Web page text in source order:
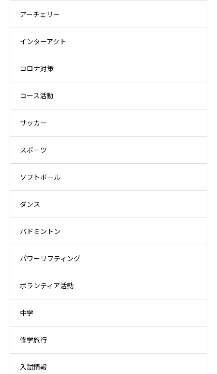
アーチェリー
インターアクト
コロナ対策
コース活動
サッカー
スポーツ
ソフトボール
ダンス
バドミントン
パワーリフティング
ボランティア活動
中学
修学旅行
入試情報